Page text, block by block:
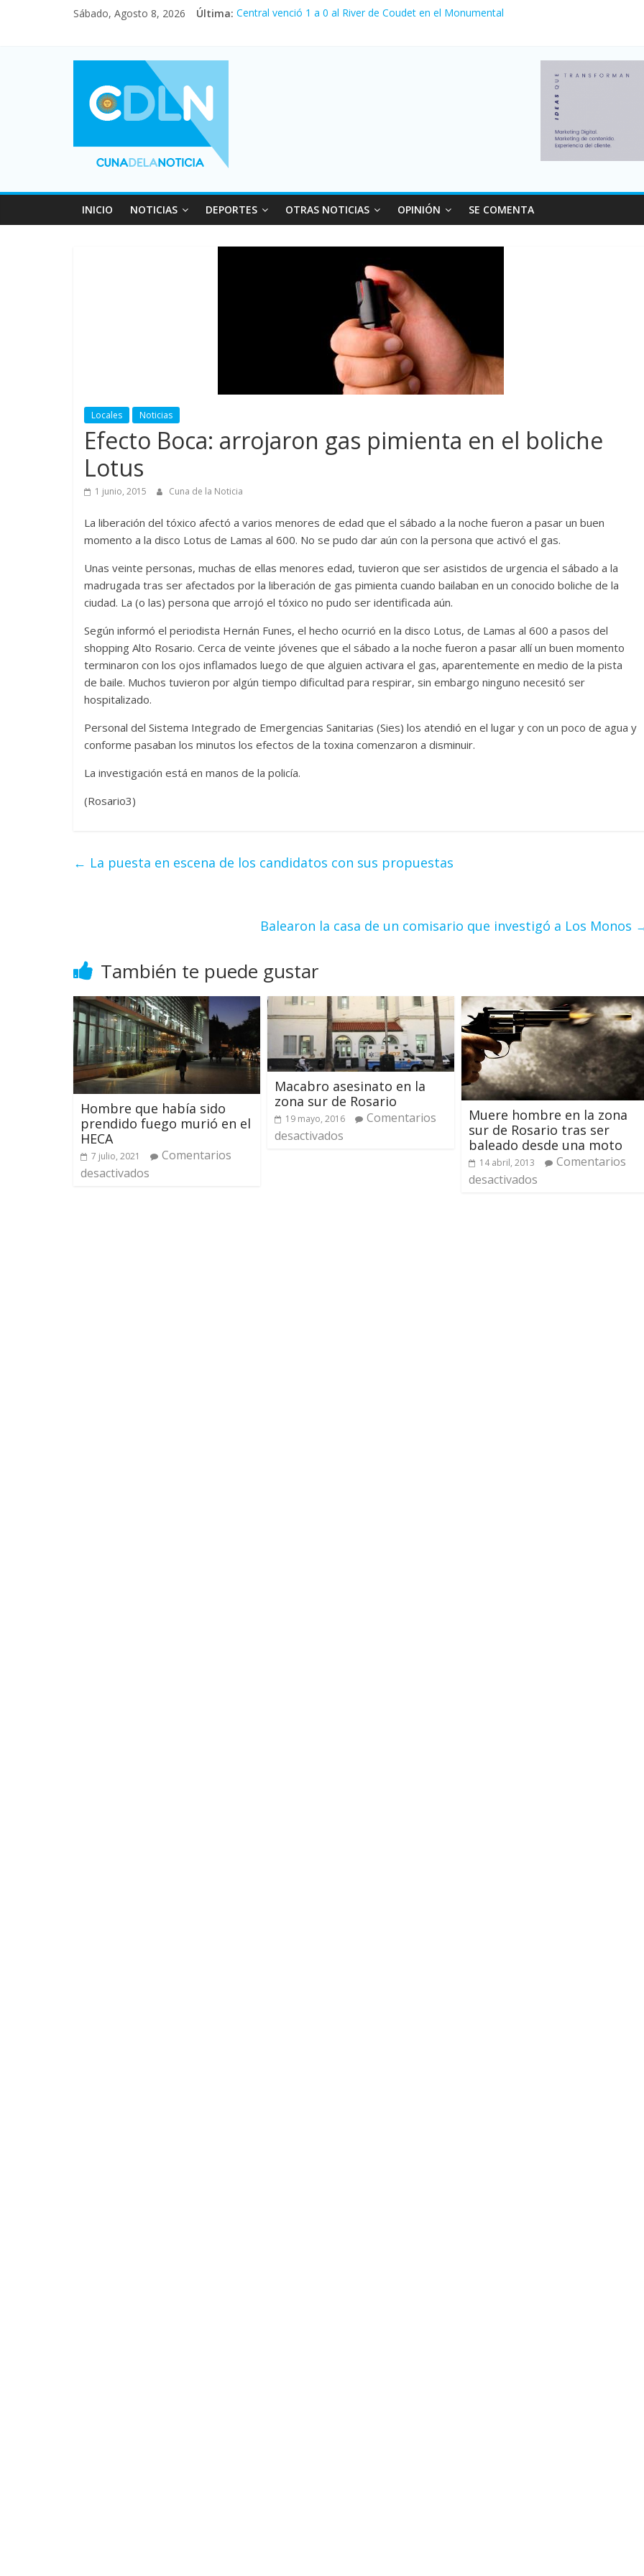
Sábado, Agosto 8, 2026 Última: Central venció 1 a 0 al River de Coudet en el Monumental
Vacaciones de invierno con más movimiento y consumo turístico: 4,6 millones de
Fuerte caída de la venta de autos usados en julio: bajó un 12,6% interanual
INICIO NOTICIAS DEPORTES OTRAS NOTICIAS OPINIÓN SE COMENTA
Locales Noticias
Efecto Boca: arrojaron gas pimienta en el boliche
Lotus
1 junio, 2015 Cuna de la Noticia
La liberación del tóxico afectó a varios menores de edad que el sábado a la noche fueron a pasar un buen
momento a la disco Lotus de Lamas al 600. No se pudo dar aún con la persona que activó el gas.
Unas veinte personas, muchas de ellas menores edad, tuvieron que ser asistidos de urgencia el sábado a la
madrugada tras ser afectados por la liberación de gas pimienta cuando bailaban en un conocido boliche de la
ciudad. La (o las) persona que arrojó el tóxico no pudo ser identificada aún.
Según informó el periodista Hernán Funes, el hecho ocurrió en la disco Lotus, de Lamas al 600 a pasos del
shopping Alto Rosario. Cerca de veinte jóvenes que el sábado a la noche fueron a pasar allí un buen momento
terminaron con los ojos inflamados luego de que alguien activara el gas, aparentemente en medio de la pista
de baile. Muchos tuvieron por algún tiempo dificultad para respirar, sin embargo ninguno necesitó ser
hospitalizado.
Personal del Sistema Integrado de Emergencias Sanitarias (Sies) los atendió en el lugar y con un poco de agua y
conforme pasaban los minutos los efectos de la toxina comenzaron a disminuir.
La investigación está en manos de la policía.
(Rosario3)
← La puesta en escena de los candidatos con sus propuestas
Balearon la casa de un comisario que investigó a Los Monos
También te puede gustar
Hombre que había sido
prendido fuego murió en el
HECA
7 julio, 2021
Comentarios
desactivados
Macabro asesinato en la
zona sur de Rosario
19 mayo, 2016
Comentarios
desactivados
Muere hombre en la zona
sur de Rosario tras ser
baleado desde una moto
14 abril, 2013
Comentarios
desactivados